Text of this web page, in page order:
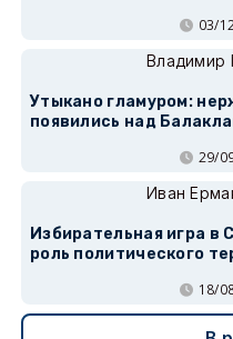
03/
Владимир
Утыкано гламуром:
появились над
29/
Иван
Избирательная игра в
роль политического
18/